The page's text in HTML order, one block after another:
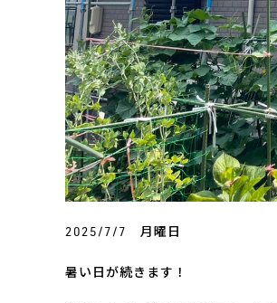
2025/7/7 月曜日
暑い日が続きます！